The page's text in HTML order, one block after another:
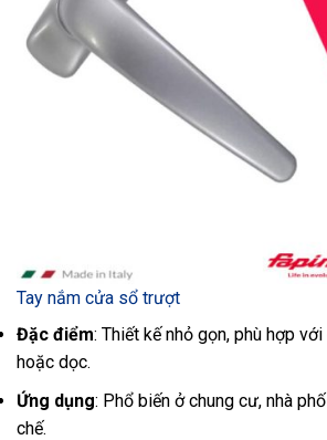
Tay nắm cửa sổ trượt
Đặc điểm: Thiết kế nhỏ gọn, phù hợp
hoặc dọc.
Ứng dụng: Phổ biến ở chung cư, nhà
chế.